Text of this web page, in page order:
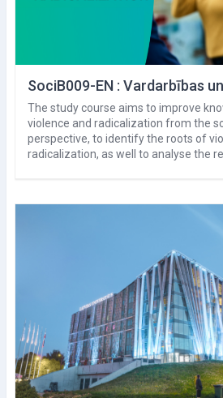
The study course aims to improve
violence and radicalization from the
perspective, to identify the roots of
radicalization, as well to analyse the